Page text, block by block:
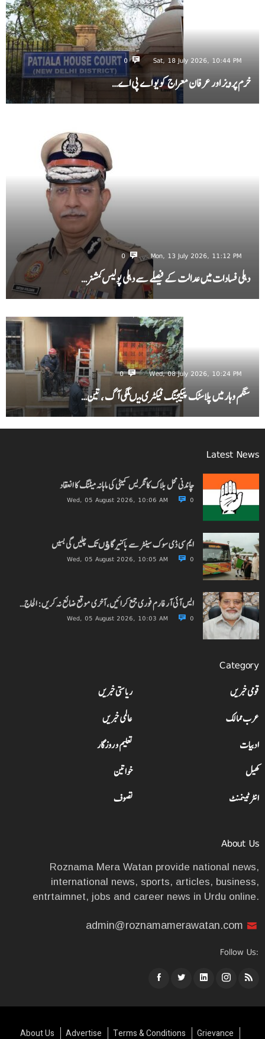
Sat, 18 July 2026, 10:44 PM
0
خرم پرویز اور عرفان معراج کو یو اے پی اے…
Mon, 13 July 2026, 11:12 PM
0
دہلی فسادات میں عدالت کے فیصلے سے دہلی پولیس کمشنر…
Wed, 08 July 2026, 10:24 PM
0
سنگم وہار میں پلاسٹک پیکیجنگ فیکٹری میںلگی آگ ، تین…
Latest News
چاندنی محل بلاک کانگریس کمیٹی کی ماہانہ میٹنگ کا انعقاد
Wed, 05 August 2026, 10:06 AM 0
ایم سی ڈی سوک سینٹر سے باکنیر گاﺅں تک چلیں گی بسیں
Wed, 05 August 2026, 10:05 AM 0
ایس آئی آر فارم فوری جمع کرائیں، آخری موقع ضائع نہ کریں: الحاج…
Wed, 05 August 2026, 10:03 AM 0
Category
قومی خبریں
ریاستی خبریں
عرب ممالک
عالمی خبریں
ادبیات
تعلیم و روزگار
کھیل
خواتین
انٹرٹینمنٹ
تصوف
About Us
Roznama Mera Watan provide national news,
international news, sports, articles, business,
entrtaimnet, jobs and career news in Urdu online.
admin@roznamamerawatan.com
Follow Us:
About Us Advertise Terms & Conditions Grievance